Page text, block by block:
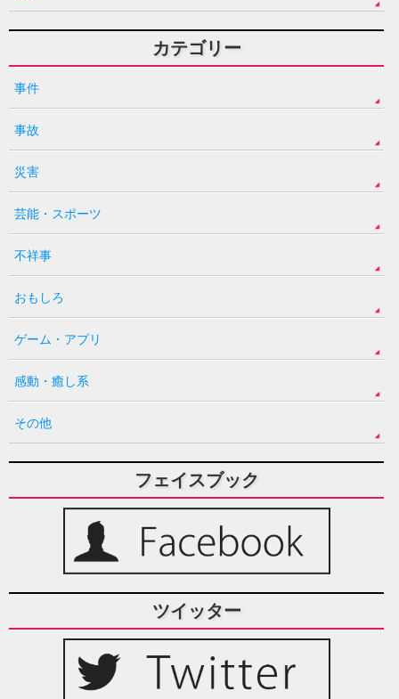
カテゴリー
事件
事故
災害
芸能・スポーツ
不祥事
おもしろ
ゲーム・アプリ
感動・癒し系
その他
フェイスブック
ツイッター